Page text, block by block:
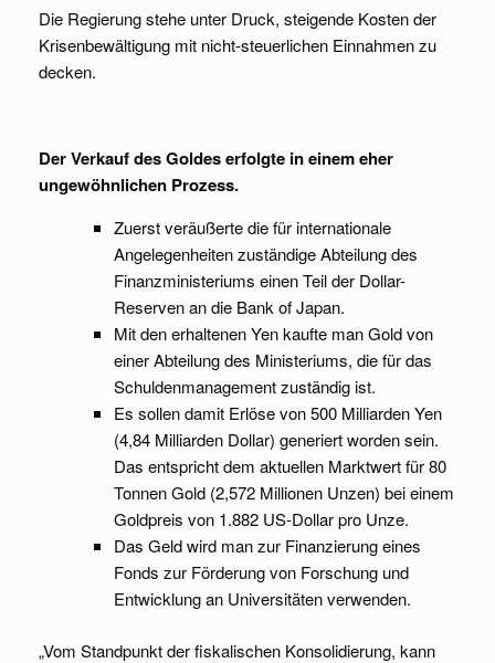
Die Regierung stehe unter Druck, steigende Kosten der
Krisenbewältigung mit nicht-steuerlichen Einnahmen zu
decken.
Der Verkauf des Goldes erfolgte in einem eher
ungewöhnlichen Prozess.
Zuerst veräußerte die für internationale
Angelegenheiten zuständige Abteilung des
Finanzministeriums einen Teil der Dollar-
Reserven an die Bank of Japan.
Mit den erhaltenen Yen kaufte man Gold von
einer Abteilung des Ministeriums, die für das
Schuldenmanagement zuständig ist.
Es sollen damit Erlöse von 500 Milliarden Yen
(4,84 Milliarden Dollar) generiert worden sein.
Das entspricht dem aktuellen Marktwert für 80
Tonnen Gold (2,572 Millionen Unzen) bei einem
Goldpreis von 1.882 US-Dollar pro Unze.
Das Geld wird man zur Finanzierung eines
Fonds zur Förderung von Forschung und
Entwicklung an Universitäten verwenden.
„Vom Standpunkt der fiskalischen Konsolidierung, kann